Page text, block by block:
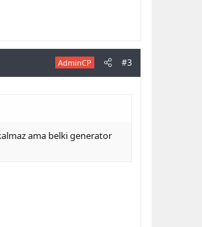
AdminCP #3
ama belki generator